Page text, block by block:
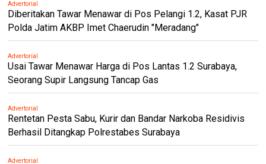
Advertorial
Diberitakan Tawar Menawar di Pos Pelangi 1.2, Kasat PJR
Polda Jatim AKBP Imet Chaerudin "Meradang"
Advertorial
Usai Tawar Menawar Harga di Pos Lantas 1.2 Surabaya,
Seorang Supir Langsung Tancap Gas
Advertorial
Rentetan Pesta Sabu, Kurir dan Bandar Narkoba Residivis
Berhasil Ditangkap Polrestabes Surabaya
Advertorial